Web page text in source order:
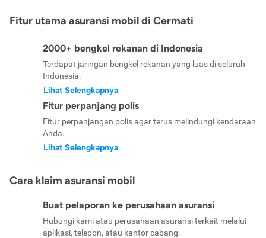
Fitur utama asuransi mobil di Cermati
2000+ bengkel rekanan di Indonesia
Terdapat jaringan bengkel rekanan yang luas di seluruh
Indonesia.
Lihat Selengkapnya
Fitur perpanjang polis
Fitur perpanjangan polis agar terus melindungi kendaraan
Anda.
Lihat Selengkapnya
Cara klaim asuransi mobil
Buat pelaporan ke perusahaan asuransi
Hubungi kami atau perusahaan asuransi terkait melalui
aplikasi, telepon, atau kantor cabang.